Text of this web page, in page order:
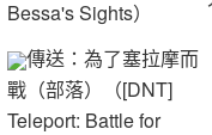
Bessa's Sights）
傳送：為了塞拉摩而
戰（部落）（[DNT]
Teleport: Battle for